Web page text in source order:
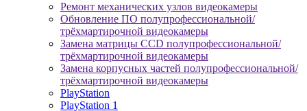
Ремонт механических узлов видеокамеры
Обновление ПО полупрофессиональной/
трёхмартирочной видеокамеры
Замена матрицы CCD полупрофессиональной/
трёхмартирочной видеокамеры
Замена корпусных частей полупрофессиональной/
трёхмартирочной видеокамеры
PlayStation
PlayStation 1